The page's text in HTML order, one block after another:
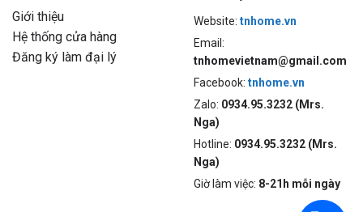
Giới thiệu
Hệ thống cửa hàng
Đăng ký làm đại lý
Website: tnhome.vn
Email:
tnhomevietnam@gmail.com
Facebook: tnhome.vn
Zalo: 0934.95.3232 (Mrs.
Nga)
Hotline: 0934.95.3232 (Mrs.
Nga)
Giờ làm việc: 8-21h mỗi ngày